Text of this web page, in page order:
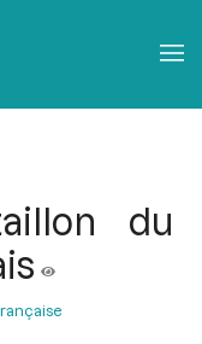
du